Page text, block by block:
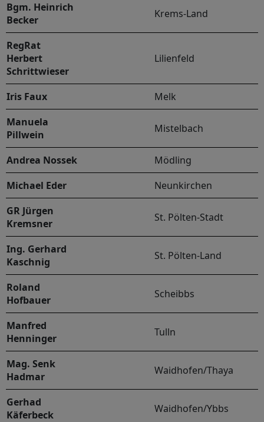
Bgm. Heinrich
Becker
Krems-Land
RegRat
Herbert
Schrittwieser
Lilienfeld
Iris Faux
Melk
Manuela
Pillwein
Mistelbach
Andrea Nossek
Mödling
Michael Eder
Neunkirchen
GR Jürgen
Kremsner
St. Pölten-Stadt
Ing. Gerhard
Kaschnig
St. Pölten-Land
Roland
Hofbauer
Scheibbs
Manfred
Henninger
Tulln
Mag. Senk
Hadmar
Waidhofen/Thaya
Gerhad
Käferbeck
Waidhofen/Ybbs